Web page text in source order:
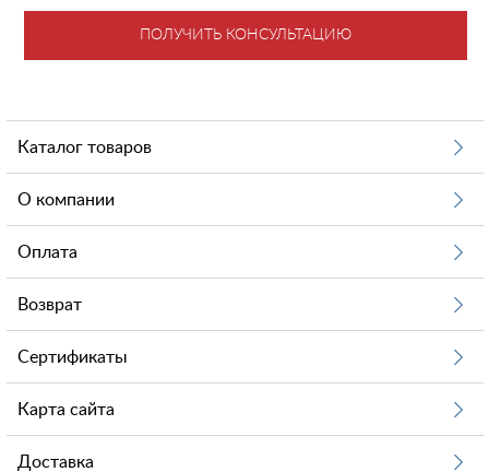
ПОЛУЧИТЬ КОНСУЛЬТАЦИЮ
Каталог товаров
О компании
Оплата
Возврат
Сертификаты
Карта сайта
Доставка